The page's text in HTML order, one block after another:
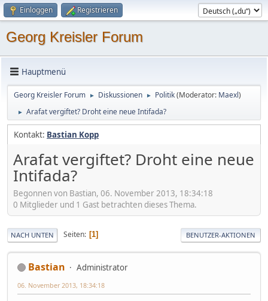
Einloggen Registrieren
Georg Kreisler Forum
Hauptmenü
Georg Kreisler Forum ► Diskussionen ► Politik(Moderator: Maexl)
► Arafat vergiftet? Droht eine neue Intifada?
Kontakt: Bastian Kopp
Arafat vergiftet? Droht eine neue
Intifada?
Begonnen von Bastian, 06. November 2013, 18:34:18
0 Mitglieder und 1 Gast betrachten dieses Thema.
NACH UNTEN Seiten 1 BENUTZER-AKTIONEN
Bastian Administrator
06. November 2013, 18:34:18